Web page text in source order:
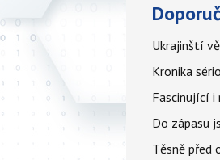
Ukrajinští
Kronika
Fascinující i
Do zápasu
Těsně před